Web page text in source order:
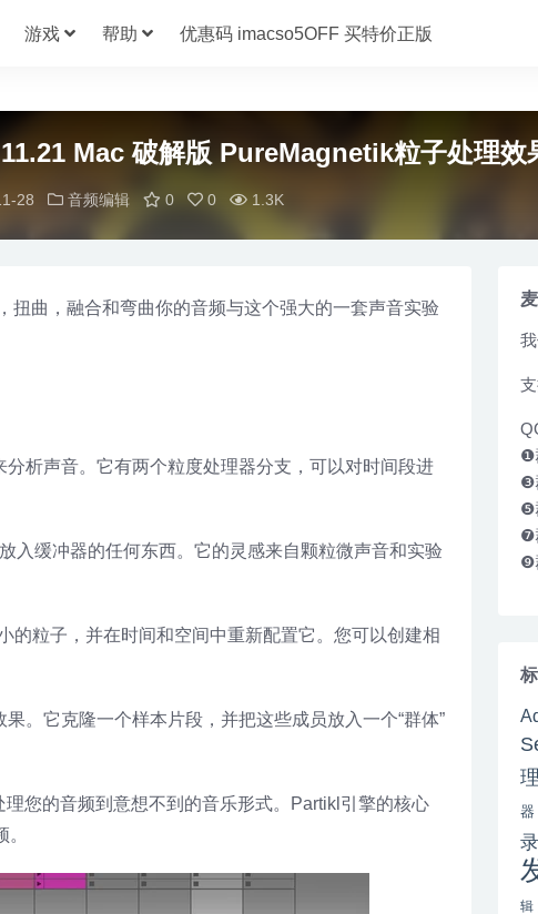
游戏 帮助 优惠码 imacso5OFF 买特价正版
Mac 破解版 PureMagnetik粒子处理效
28 音频编辑 0 0 1.3K
曲，融合和弯曲你的音频与这个强大的一套声音实验
析声音。它有两个粒度处理器分支，可以对时间段进
入缓冲器的任何东西。它的灵感来自颗粒微声音和实验
的粒子，并在时间和空间中重新配置它。您可以创建相
。它克隆一个样本片段，并把这些成员放入一个“群体”
您的音频到意想不到的音乐形式。Partikl引擎的核心
❶
❸
❺
❼
❾
理
器
辑